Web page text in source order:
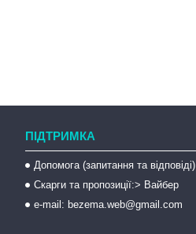
ПІДТРИМКА
Допомога (запитання та відповіді)
Скарги та пропозиції:> Вайбер
e-mail: bezema.web@gmail.com